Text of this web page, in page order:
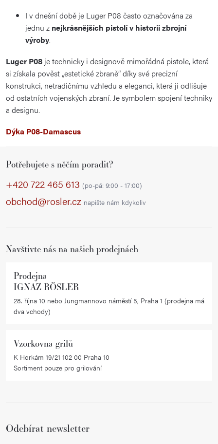
I v dnešní době je Luger P08 často označována za
jednu z nejkrásnějších pistolí v historii zbrojní
výroby.
Luger P08 je technicky i designově mimořádná pistole, která
si získala pověst „estetické zbraně“ díky své precizní
konstrukci, netradičnímu vzhledu a eleganci, která ji odlišuje
od ostatních vojenských zbraní. Je symbolem spojení techniky
a designu.
Dýka P08-Damascus
Potřebujete s něčím poradit?
+420 722 465 613 (po-pá: 9:00 - 17:00)
obchod@rosler.cz napište nám kdykoliv
Navštivte nás na našich prodejnách
Prodejna
IGNAZ RÖSLER
28. října 10 nebo Jungmannovo náměstí 5, Praha 1 (prodejna má
dva vchody)
Vzorkovna grilů
K Horkám 19/21 102 00 Praha 10
Sortiment pouze pro grilování
Odebírat newsletter